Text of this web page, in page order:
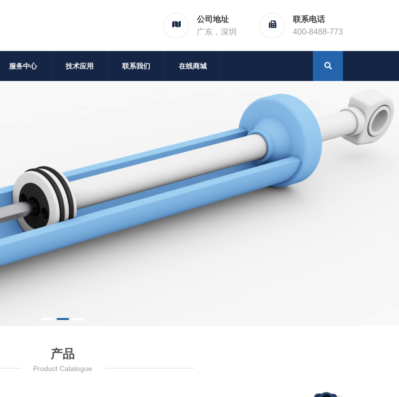
公司地址
广东，深圳
联系电话
400-8488-773
服务中心 技术应用 联系我们 在线商城
产品
Product Catalogue